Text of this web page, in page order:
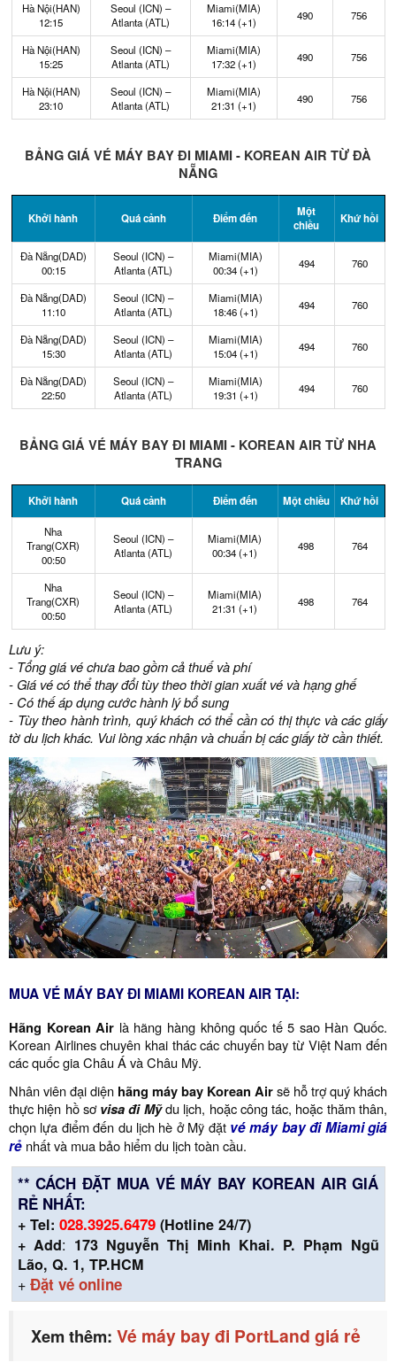
Hà Nội(HAN)
12:15
Seoul (ICN) –
Atlanta (ATL)
Miami(MIA)
16:14 (+1)
490 756
Hà Nội(HAN)
15:25
Seoul (ICN) –
Atlanta (ATL)
Miami(MIA)
17:32 (+1)
490 756
Hà Nội(HAN)
23:10
Seoul (ICN) –
Atlanta (ATL)
Miami(MIA)
21:31 (+1)
490 756
BẢNG GIÁ VÉ MÁY BAY ĐI MIAMI - KOREAN AIR TỪ ĐÀ
NẴNG
Khởi hành Quá cảnh Điểm đến
Một
chiều
Khứ hồi
Đà Nẵng(DAD)
00:15
Seoul (ICN) –
Atlanta (ATL)
Miami(MIA)
00:34 (+1)
494 760
Đà Nẵng(DAD)
11:10
Seoul (ICN) –
Atlanta (ATL)
Miami(MIA)
18:46 (+1)
494 760
Đà Nẵng(DAD)
15:30
Seoul (ICN) –
Atlanta (ATL)
Miami(MIA)
15:04 (+1)
494 760
Đà Nẵng(DAD)
22:50
Seoul (ICN) –
Atlanta (ATL)
Miami(MIA)
19:31 (+1)
494 760
BẢNG GIÁ VÉ MÁY BAY ĐI MIAMI - KOREAN AIR TỪ NHA
TRANG
Khởi hành Quá cảnh Điểm đến Một chiều Khứ hồi
Nha
Trang(CXR)
00:50
Seoul (ICN) –
Atlanta (ATL)
Miami(MIA)
00:34 (+1)
498 764
Nha
Trang(CXR)
00:50
Seoul (ICN) –
Atlanta (ATL)
Miami(MIA)
21:31 (+1)
498 764
Lưu ý:
- Tổng giá vé chưa bao gồm cả thuế và phí
- Giá vé có thể thay đổi tùy theo thời gian xuất vé và hạng ghế
- Có thế áp dụng cước hành lý bổ sung
- Tùy theo hành trình, quý khách có thể cần có thị thực và các giấy
tờ du lịch khác. Vui lòng xác nhận và chuẩn bị các giấy tờ cần thiết.
MUA VÉ MÁY BAY ĐI MIAMI KOREAN AIR TẠI:
Hãng Korean Air là hãng hàng không quốc tế 5 sao Hàn Quốc.
Korean Airlines chuyên khai thác các chuyến bay từ Việt Nam đến
các quốc gia Châu Á và Châu Mỹ.
Nhân viên đại diện hãng máy bay Korean Airsẽ hỗ trợ quý khách
thực hiện hồ sơvisa đi Mỹdu lịch, hoặc công tác, hoặc thăm thân,
chọn lựa điểm đến du lịch hè ở Mỹ đặt vé máy bay điMiami giá
rẻ nhất và mua bảo hiểm du lịch toàn cầu.
** CÁCH ĐẶT MUA VÉ MÁY BAY KOREAN AIR GIÁ
RẺ NHẤT:
+ Tel: 028.3925.6479 (Hotline 24/7)
+ Add: 173 Nguyễn Thị Minh Khai. P. Phạm Ngũ
Lão, Q. 1, TP.HCM
+ Đặt vé online
Xem thêm: Vé máy bay đi PortLand giá rẻ